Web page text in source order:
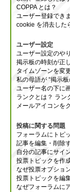
COPPA とは？
ユーザー登録でき
cookie を消去した
ユーザー設定
ユーザー設定のや
掲示板の時刻が正
タイムゾーンを変
私の母語が “掲示
ユーザー名の下に
ランクとは？ ラン
メールアイコンを
投稿に関する問題
フォーラムにトピ
記事を編集・削除
自分の記事にサイ
投票トピックを作
なぜ投票オプショ
投票トピックを編
なぜフォーラムに